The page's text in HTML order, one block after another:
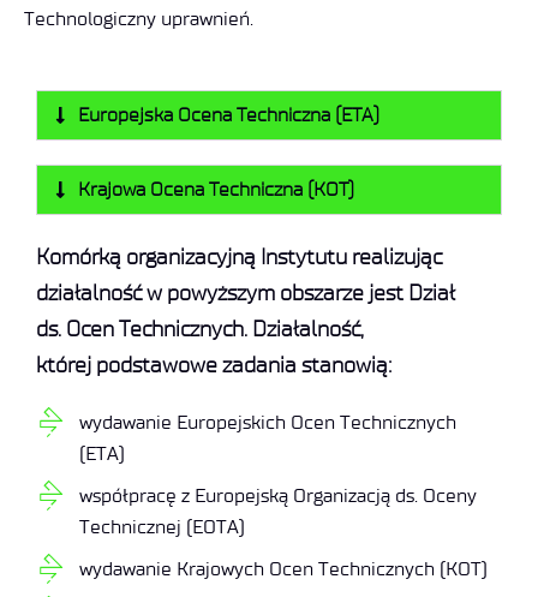
Technologiczny uprawnień.
Europejska Ocena Techniczna (ETA)
Krajowa Ocena Techniczna (KOT)
Komórką organizacyjną Instytutu realizując
działalność w powyższym obszarze jest Dział
ds. Ocen Technicznych. Działalność,
której podstawowe zadania stanowią:
wydawanie Europejskich Ocen Technicznych
(ETA)
współpracę z Europejską Organizacją ds. Oceny
Technicznej (EOTA)
wydawanie Krajowych Ocen Technicznych (KOT)